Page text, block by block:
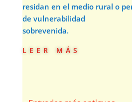
residan en el medio rural o
de vulnerabilidad
sobrevenida.
leer más